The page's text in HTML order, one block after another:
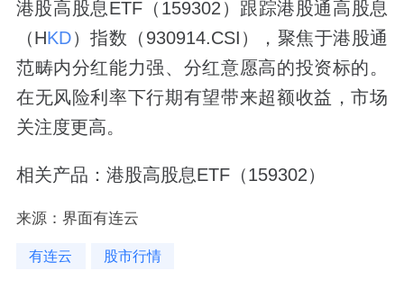
港股高股息ETF（159302）跟踪港股通高股息
（HKD）指数（930914.CSI），聚焦于港股通
范畴内分红能力强、分红意愿高的投资标的。
在无风险利率下行期有望带来超额收益，市场
关注度更高。
相关产品：港股高股息ETF（159302）
来源：界面有连云
有连云 股市行情